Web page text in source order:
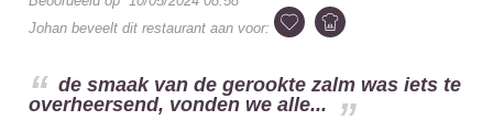
Johan beveelt dit restaurant aan voor:
de smaak van de gerookte zalm was iets te
overheersend, vonden we alle...